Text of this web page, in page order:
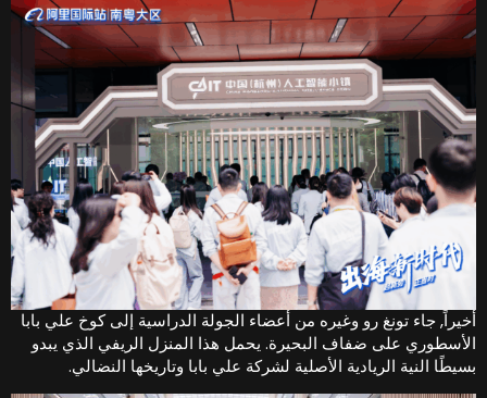
جاء تونغ رو وغيره من أعضاء الجولة الدراسية إلى كوخ علي بابا
على ضفاف البحيرة. يحمل هذا المنزل الريفي الذي يبدو
النية الريادية الأصلية لشركة علي بابا وتاريخها النضالي.